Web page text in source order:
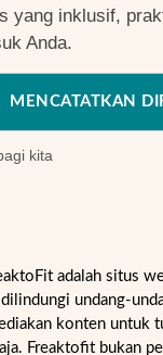
yang inklusif,
Anda.
MENCATATKAN
kita
adalah situs
dilindungi undang-
konten untuk
Freaktofit bukan